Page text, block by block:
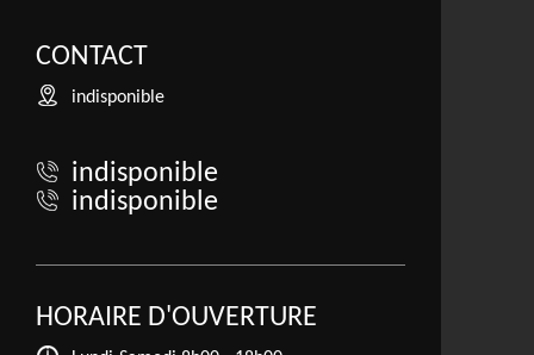
CONTACT
indisponible
indisponible
indisponible
HORAIRE D'OUVERTURE